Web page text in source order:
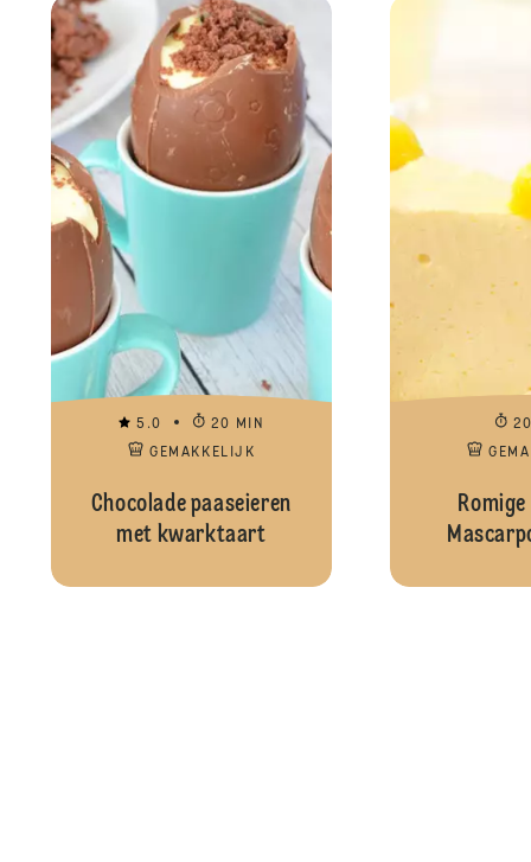
5.0
20 MIN
GEMAKKELIJK
Chocolade paaseieren
met kwarktaart